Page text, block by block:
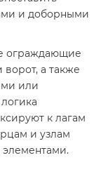
и доборными
ограждающие
ворот, а также
или
к лагам
и узлам